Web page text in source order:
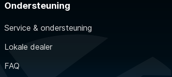
Ondersteuning
Service & ondersteuning
Lokale dealer
FAQ